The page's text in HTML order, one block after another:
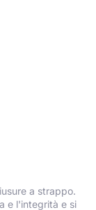
a strappo.
e l'integrità e si